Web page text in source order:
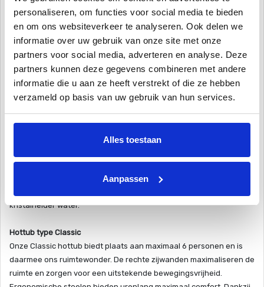
personaliseren, om functies voor social media te bieden
en om ons websiteverkeer te analyseren. Ook delen we
informatie over uw gebruik van onze site met onze
partners voor social media, adverteren en analyse. Deze
partners kunnen deze gegevens combineren met andere
informatie die u aan ze heeft verstrekt of die ze hebben
verzameld op basis van uw gebruik van hun services.
Alles toestaan
Aanpassen
Door de thermische behandeling is thermisch hout zeer duurzaam,
schimmelwerend en heeft het een prachtige uitstraling. Door de
behandeling krijgt het hout een restvochtgehalte van 0% waardoor
het zeer weerbestendig is. Tevens is hierdoor hars volledig
verwijderd uit het hout. In tegen stelling tot beitsen word hier het
hout tot diep in de kern behandeld in plaats van alleen het
oppervlakte.
Hygiënisch schoon
Optioneel uit te breiden met een zandfiltersysteem. Het water in
maken van ons zandfiltersysteem, dat is afgestemd op de hottub,
heeft u de volledige controle. Zodra de PH-waarde van je
kristalhelder water.
Hottub type Classic
Onze Classic hottub biedt plaats aan maximaal 6 personen en is
daarmee ons ruimtewonder. De rechte zijwanden maximaliseren de
ruimte en zorgen voor een uitstekende bewegingsvrijheid.